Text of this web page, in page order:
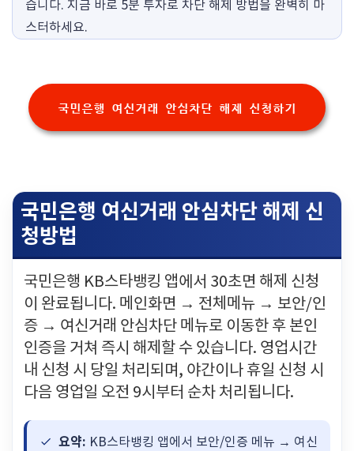
습니다. 지금 바로 5분 투자로 차단 해제 방법을 완벽히 마
스터하세요.
국민은행 여신거래 안심차단 해제 신청하기
국민은행 여신거래 안심차단 해제 신
청방법
국민은행 KB스타뱅킹 앱에서 30초면 해제 신청
이 완료됩니다. 메인화면 → 전체메뉴 → 보안/인
증 → 여신거래 안심차단 메뉴로 이동한 후 본인
인증을 거쳐 즉시 해제할 수 있습니다. 영업시간
내 신청 시 당일 처리되며, 야간이나 휴일 신청 시
다음 영업일 오전 9시부터 순차 처리됩니다.
요약: KB스타뱅킹 앱에서 보안/인증 메뉴 → 여신